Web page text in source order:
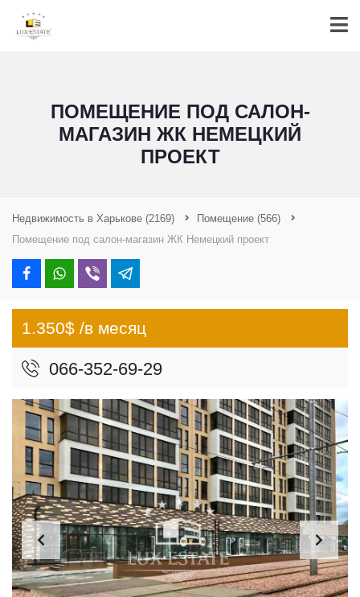
ПОМЕЩЕНИЕ ПОД САЛОН-
МАГАЗИН ЖК НЕМЕЦКИЙ
ПРОЕКТ
Недвижимость в Харькове (2169) Помещение (566)
Помещение под салон-магазин ЖК Немецкий проект
1.350$ /в месяц
066-352-69-29